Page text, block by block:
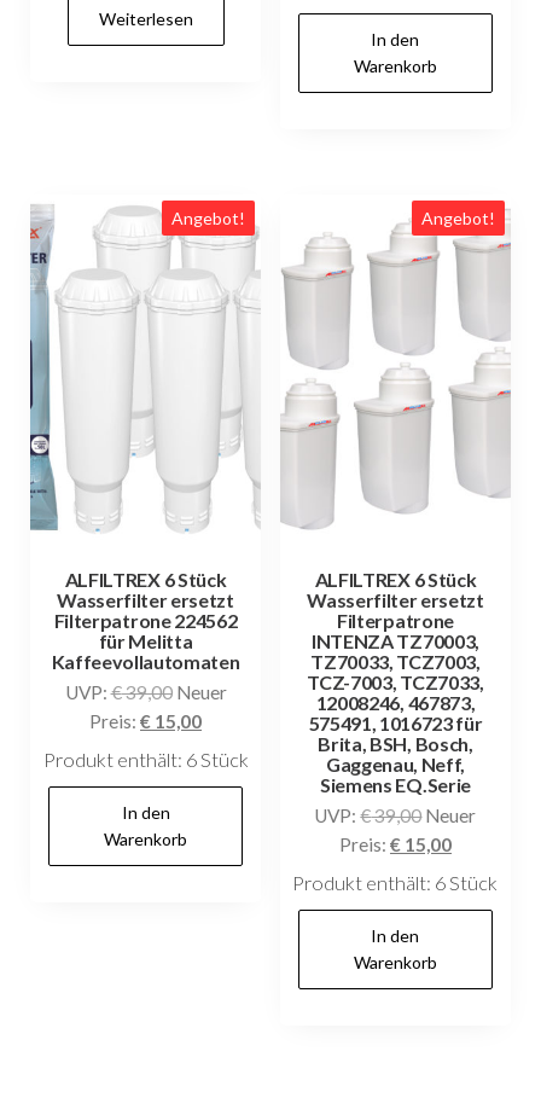
Weiterlesen
In den
Warenkorb
Angebot!
ALFILTREX 6 Stück
Wasserfilter ersetzt
Filterpatrone 224562
für Melitta
Kaffeevollautomaten
UVP:€39,00 Ursprünglicher
Preis
war:
Neuer
Preis: € 15,00Aktueller
Preis
Produkt enthält: 6Stück
In den
Warenkorb
Angebot!
ALFILTREX 6 Stück
Wasserfilter ersetzt
Filterpatrone
INTENZA TZ70003,
TZ70033, TCZ7003,
TCZ-7003, TCZ7033,
12008246, 467873,
575491, 1016723 für
Brita, BSH, Bosch,
Gaggenau, Neff,
Siemens EQ.Serie
UVP: €39,00
Preis
war:
Neuer
Preis: €15,00Aktueller
Preis
Produkt enthält: 6Stück
In den
Warenkorb